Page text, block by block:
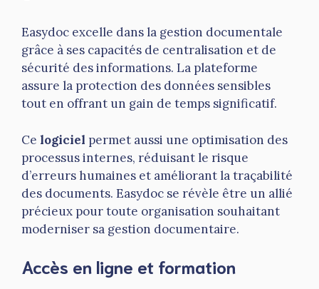
Easydoc excelle dans la gestion documentale
grâce à ses capacités de centralisation et de
sécurité des informations. La plateforme
assure la protection des données sensibles
tout en offrant un gain de temps significatif.
Ce logiciel permet aussi une optimisation des
processus internes, réduisant le risque
d’erreurs humaines et améliorant la traçabilité
des documents. Easydoc se révèle être un allié
précieux pour toute organisation souhaitant
moderniser sa gestion documentaire.
Accès en ligne et formation